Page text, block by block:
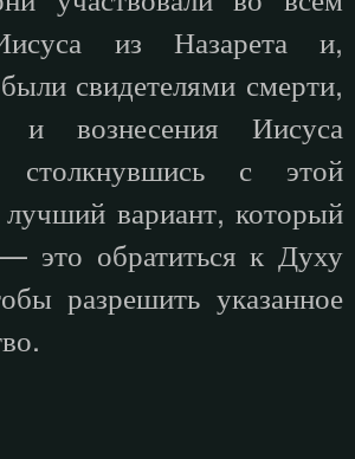
из Назарета и,
свидетелями смерти,
и вознесения Иисуса
с этой
вариант, который
это обратиться к Духу
разрешить указанное